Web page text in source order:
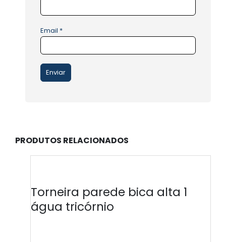
Email *
PRODUTOS RELACIONADOS
Torneira parede bica alta 1
água tricórnio